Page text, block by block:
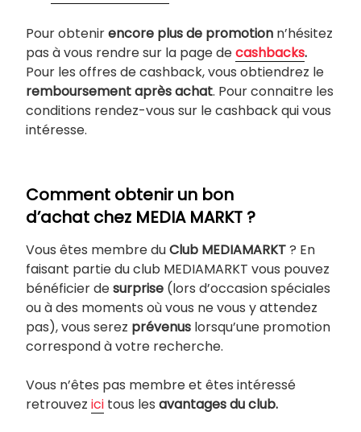
Pour obtenirencore plus de promotion n’hésitez
pas à vous rendre sur la page decashbacks.
Pour les offres de cashback, vous obtiendrez le
remboursement après achat. Pour connaitre les
conditions rendez-vous sur le cashback qui vous
intéresse.
Comment obtenir un bon
d’achat chez MEDIA MARKT ?
Vous êtes membre duClub MEDIAMARKT? En
faisant partie du club MEDIAMARKT vous pouvez
bénéficier desurprise (lors d’occasion spéciales
ou à des moments où vous ne vous y attendez
pas), vous serez prévenus lorsqu’une promotion
correspond à votre recherche.
Vous n’êtes pas membre et êtes intéressé
retrouvez ici tous les avantages du club.